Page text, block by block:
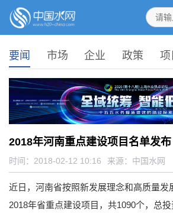
要闻 市场 企业 政策 项
2018年河南重点建设项目名单发布
时间：2018-02-12 10:16 来源： 中国水网
近日，河南省按照新发展理念和高质量发
2018年省重点建设项目，共1090个，总投